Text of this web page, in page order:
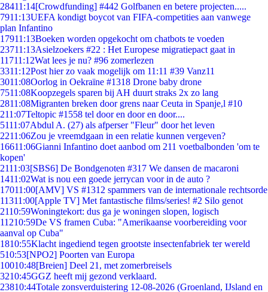
28411:14[Crowdfunding] #442 Golfbanen en betere projecten.....
7911:13UEFA kondigt boycot van FIFA-competities aan vanwege
plan Infantino
17911:13Boeken worden opgekocht om chatbots te voeden
23711:13Asielzoekers #22 : Het Europese migratiepact gaat in
11711:12Wat lees je nu? #96 zomerlezen
3311:12Post hier zo vaak mogelijk om 11:11 #39 Vanz11
3011:08Oorlog in Oekraïne #1318 Drone baby drone
7511:08Koopzegels sparen bij AH duurt straks 2x zo lang
2811:08Migranten breken door grens naar Ceuta in Spanje,l #10
211:07Teltopic #1558 tel door en door en door....
5111:07Abdul A. (27) als afperser "Fleur" door het leven
2211:06Zou je vreemdgaan in een relatie kunnen vergeven?
16611:06Gianni Infantino doet aanbod om 211 voetbalbonden 'om te
kopen'
2111:03[SBS6] De Bondgenoten #317 We dansen de macaroni
1411:02Wat is nou een goede jerrycan voor in de auto ?
17011:00[AMV] VS #1312 spammers van de internationale rechtsorde
11311:00[Apple TV] Met fantastische films/series! #2 Silo genot
2110:59Woningtekort: dus ga je woningen slopen, logisch
11210:59De VS framen Cuba: "Amerikaanse voorbereiding voor
aanval op Cuba"
1810:55Klacht ingediend tegen grootste insectenfabriek ter wereld
510:53[NPO2] Poorten van Europa
10010:48[Breien] Deel 21, met zomerbreisels
3210:45GGZ heeft mij gezond verklaard.
23810:44Totale zonsverduistering 12-08-2026 (Groenland, IJsland en